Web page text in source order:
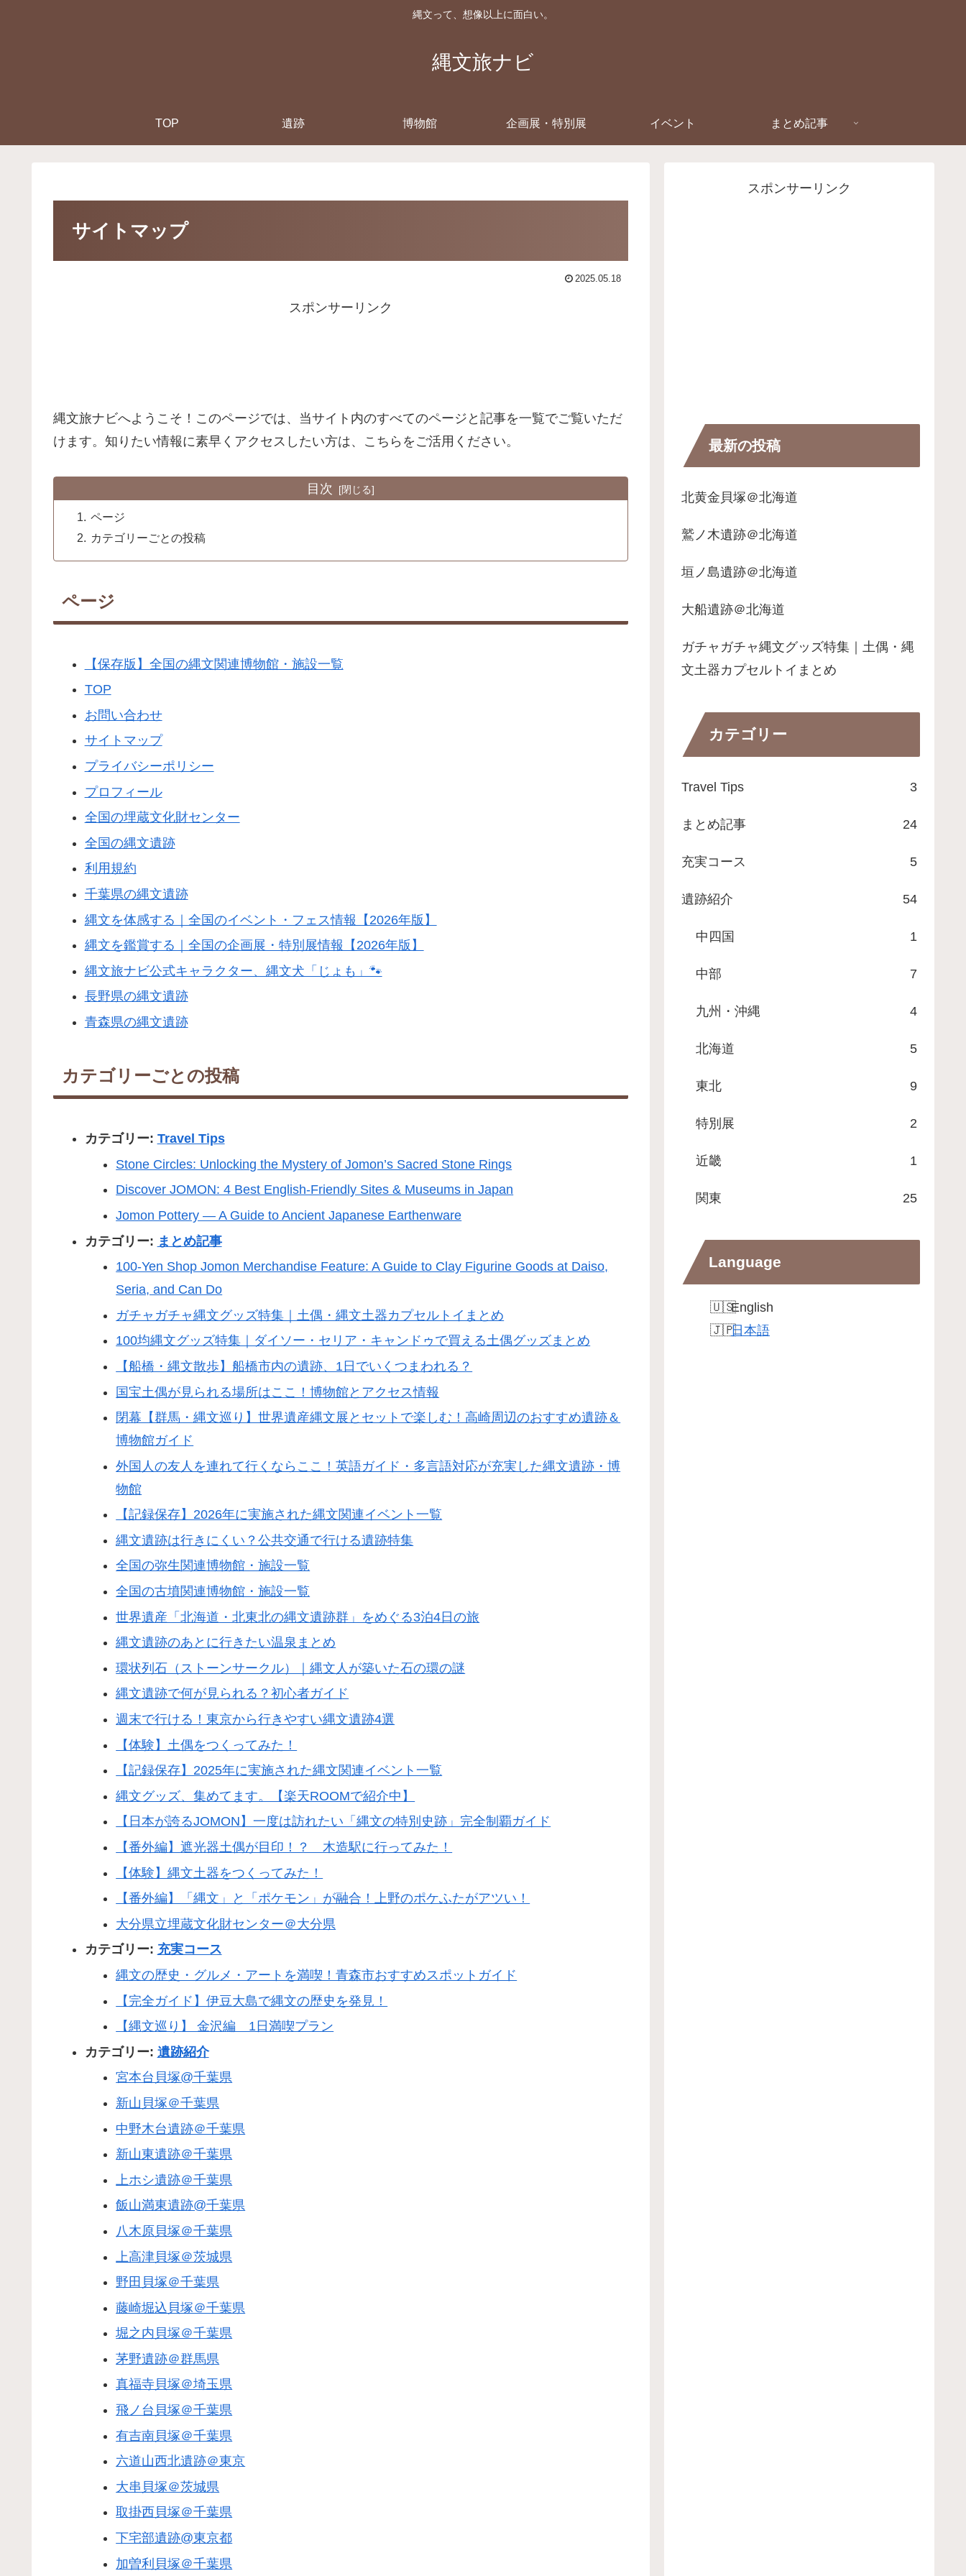
縄文って、想像以上に面白い。
縄文旅ナビ
TOP 遺跡 博物館 企画展・特別展 イベント まとめ記事
サイトマップ
2025.05.18
スポンサーリンク
縄文旅ナビへようこそ！このページでは、当サイト内のすべてのページと記事を一覧でご覧いただ
けます。知りたい情報に素早くアクセスしたい方は、こちらをご活用ください。
目次
ページ
カテゴリーごとの投稿
ページ
【保存版】全国の縄文関連博物館・施設一覧
TOP
お問い合わせ
サイトマップ
プライバシーポリシー
プロフィール
全国の埋蔵文化財センター
全国の縄文遺跡
利用規約
千葉県の縄文遺跡
縄文を体感する｜全国のイベント・フェス情報【2026年版】
縄文を鑑賞する｜全国の企画展・特別展情報【2026年版】
縄文旅ナビ公式キャラクター、縄文犬「じょも」🐾
長野県の縄文遺跡
青森県の縄文遺跡
カテゴリーごとの投稿
カテゴリー: Travel Tips
Stone Circles: Unlocking the Mystery of Jomon’s Sacred Stone Rings
Discover JOMON: 4 Best English-Friendly Sites & Museums in Japan
Jomon Pottery — A Guide to Ancient Japanese Earthenware
カテゴリー: まとめ記事
100-Yen Shop Jomon Merchandise Feature: A Guide to Clay Figurine Goods at Daiso,
Seria, and Can Do
ガチャガチャ縄文グッズ特集｜土偶・縄文土器カプセルトイまとめ
100均縄文グッズ特集｜ダイソー・セリア・キャンドゥで買える土偶グッズまとめ
【船橋・縄文散歩】船橋市内の遺跡、1日でいくつまわれる？
国宝土偶が見られる場所はここ！博物館とアクセス情報
閉幕【群馬・縄文巡り】世界遺産縄文展とセットで楽しむ！高崎周辺のおすすめ遺跡＆
博物館ガイド
外国人の友人を連れて行くならここ！英語ガイド・多言語対応が充実した縄文遺跡・博
物館
【記録保存】2026年に実施された縄文関連イベント一覧
縄文遺跡は行きにくい？公共交通で行ける遺跡特集
全国の弥生関連博物館・施設一覧
全国の古墳関連博物館・施設一覧
世界遺産「北海道・北東北の縄文遺跡群」をめぐる3泊4日の旅
縄文遺跡のあとに行きたい温泉まとめ
環状列石（ストーンサークル）｜縄文人が築いた石の環の謎
縄文遺跡で何が見られる？初心者ガイド
週末で行ける！東京から行きやすい縄文遺跡4選
【体験】土偶をつくってみた！
【記録保存】2025年に実施された縄文関連イベント一覧
縄文グッズ、集めてます。【楽天ROOMで紹介中】
【日本が誇るJOMON】一度は訪れたい「縄文の特別史跡」完全制覇ガイド
【番外編】遮光器土偶が目印！？ 木造駅に行ってみた！
【体験】縄文土器をつくってみた！
【番外編】「縄文」と「ポケモン」が融合！上野のポケふたがアツい！
大分県立埋蔵文化財センター＠大分県
カテゴリー: 充実コース
縄文の歴史・グルメ・アートを満喫！青森市おすすめスポットガイド
【完全ガイド】伊豆大島で縄文の歴史を発見！
【縄文巡り】 金沢編 1日満喫プラン
カテゴリー: 遺跡紹介
宮本台貝塚@千葉県
新山貝塚＠千葉県
中野木台遺跡＠千葉県
新山東遺跡＠千葉県
上ホシ遺跡＠千葉県
飯山満東遺跡@千葉県
八木原貝塚＠千葉県
上高津貝塚＠茨城県
野田貝塚＠千葉県
藤崎堀込貝塚＠千葉県
堀之内貝塚＠千葉県
茅野遺跡＠群馬県
真福寺貝塚＠埼玉県
飛ノ台貝塚＠千葉県
有吉南貝塚＠千葉県
六道山西北遺跡＠東京
大串貝塚＠茨城県
取掛西貝塚＠千葉県
下宅部遺跡@東京都
加曽利貝塚＠千葉県
スポンサーリンク
最新の投稿
北黄金貝塚＠北海道
鷲ノ木遺跡＠北海道
垣ノ島遺跡＠北海道
大船遺跡＠北海道
ガチャガチャ縄文グッズ特集｜土偶・縄
文土器カプセルトイまとめ
カテゴリー
Travel Tips 3
まとめ記事 24
充実コース 5
遺跡紹介 54
中四国 1
中部 7
九州・沖縄 4
北海道 5
東北 9
特別展 2
近畿 1
関東 25
Language
English
日本語